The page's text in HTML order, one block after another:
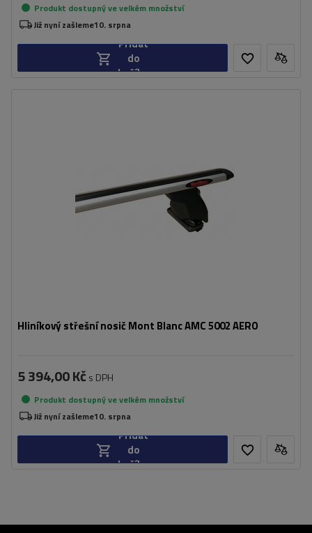
Produkt dostupný ve velkém množství
Již nyní zašleme10. srpna
Přidat
do
košíku
Hliníkový střešní nosič Mont Blanc AMC 5002 AERO
5 394,00 Kč s DPH
Produkt dostupný ve velkém množství
Již nyní zašleme10. srpna
Přidat
do
košíku